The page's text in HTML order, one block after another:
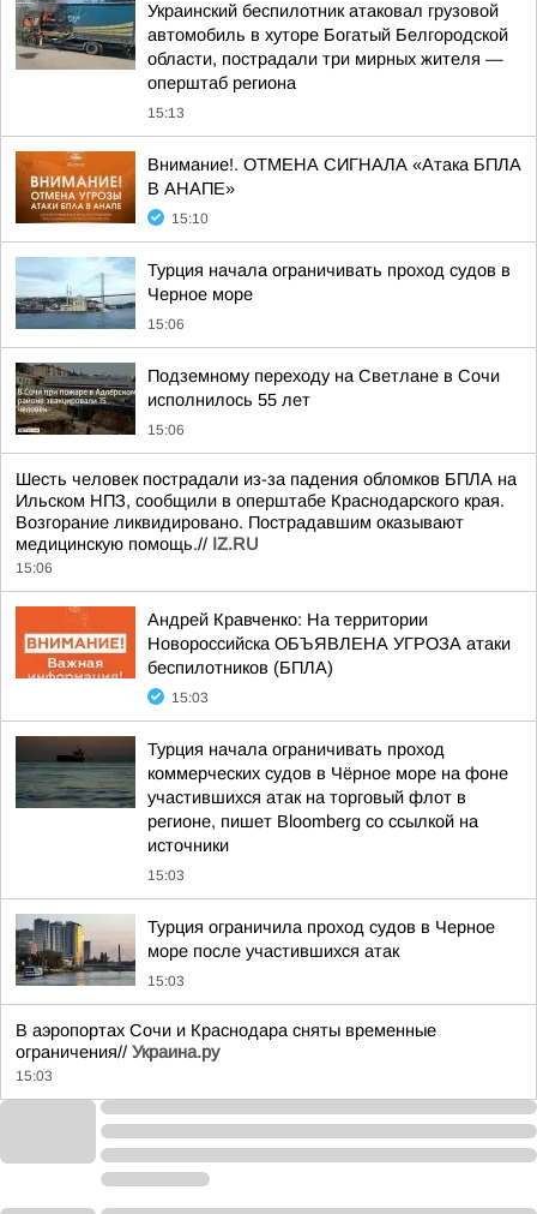
Украинский беспилотник атаковал грузовой
автомобиль в хуторе Богатый Белгородской
области, пострадали три мирных жителя —
оперштаб региона
15:13
Внимание!. ОТМЕНА СИГНАЛА «Атака БПЛА
В АНАПЕ»
15:10
Турция начала ограничивать проход судов в
Черное море
15:06
Подземному переходу на Светлане в Сочи
исполнилось 55 лет
15:06
Шесть человек пострадали из-за падения обломков БПЛА на
Ильском НПЗ, сообщили в оперштабе Краснодарского края.
Возгорание ликвидировано. Пострадавшим оказывают
медицинскую помощь.// IZ.RU
15:06
Андрей Кравченко: На территории
Новороссийска ОБЪЯВЛЕНА УГРОЗА атаки
беспилотников (БПЛА)
15:03
Турция начала ограничивать проход
коммерческих судов в Чёрное море на фоне
участившихся атак на торговый флот в
регионе, пишет Bloomberg со ссылкой на
источники
15:03
Турция ограничила проход судов в Черное
море после участившихся атак
15:03
В аэропортах Сочи и Краснодара сняты временные
ограничения// Украина.ру
15:03